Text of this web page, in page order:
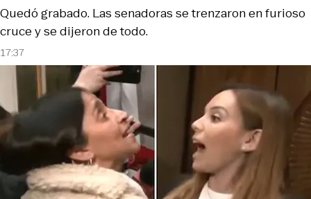
17:37
Quedó grabado. Las senadoras se trenzaron en furioso
cruce y se dijeron de todo.